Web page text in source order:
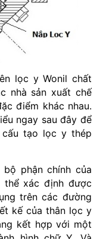
lọc y Wonil chất
nhà sản xuất chế
điểm khác nhau.
ngay sau đây để
tạo lọc y thép
phận chính của
xác định được
trên các đường
kế của thân lọc y
kết hợp với một